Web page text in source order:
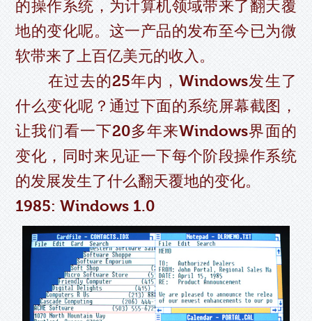
的操作系统，为计算机领域带来了翻天覆
地的变化呢。这一产品的发布至今已为微
软带来了上百亿美元的收入。
在过去的25年内，Windows发生了
什么变化呢？通过下面的系统屏幕截图，
让我们看一下20多年来Windows界面的
变化，同时来见证一下每个阶段操作系统
的发展发生了什么翻天覆地的变化。
1985: Windows 1.0